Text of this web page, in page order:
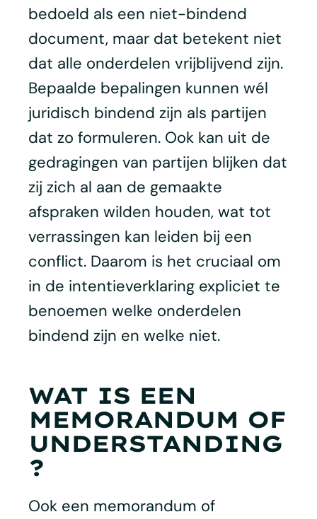
bedoeld als een niet-bindend
document, maar dat betekent niet
dat alle onderdelen vrijblijvend zijn.
Bepaalde bepalingen kunnen wél
juridisch bindend zijn als partijen
dat zo formuleren. Ook kan uit de
gedragingen van partijen blijken dat
zij zich al aan de gemaakte
afspraken wilden houden, wat tot
verrassingen kan leiden bij een
conflict. Daarom is het cruciaal om
in de intentieverklaring expliciet te
benoemen welke onderdelen
bindend zijn en welke niet.
WAT IS EEN
MEMORANDUM OF
UNDERSTANDING
?
Ook een memorandum of